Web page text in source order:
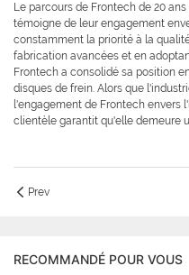
Le parcours de Frontech de 20
témoigne de leur engagement
constamment la priorité à la
fabrication avancées et en
Frontech a consolidé sa position
disques de frein. Alors que
l'engagement de Frontech envers
clientèle garantit qu'elle demeure
Prev
RECOMMANDÉ POUR VOUS